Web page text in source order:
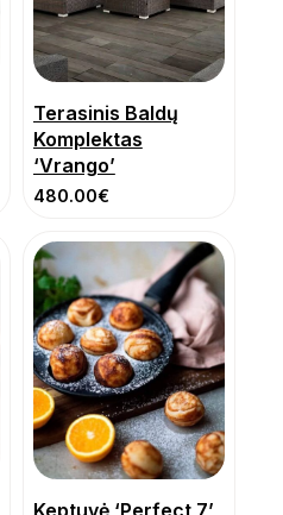
Terasinis Baldų
Komplektas
‘Vrango’
480.00€
Keptuvė ‘Perfect 7’